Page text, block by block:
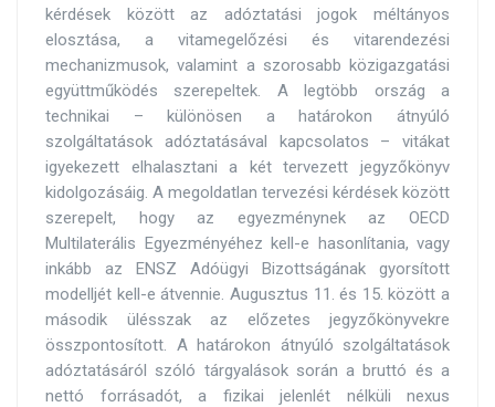
kérdések között az adóztatási jogok méltányos
elosztása, a vitamegelőzési és vitarendezési
mechanizmusok, valamint a szorosabb közigazgatási
együttműködés szerepeltek. A legtöbb ország a
technikai – különösen a határokon átnyúló
szolgáltatások adóztatásával kapcsolatos – vitákat
igyekezett elhalasztani a két tervezett jegyzőkönyv
kidolgozásáig. A megoldatlan tervezési kérdések között
szerepelt, hogy az egyezménynek az OECD
Multilaterális Egyezményéhez kell-e hasonlítania, vagy
inkább az ENSZ Adóügyi Bizottságának gyorsított
modelljét kell-e átvennie. Augusztus 11. és 15. között a
második ülésszak az előzetes jegyzőkönyvekre
összpontosított. A határokon átnyúló szolgáltatások
adóztatásáról szóló tárgyalások során a bruttó és a
nettó forrásadót, a fizikai jelenlét nélküli nexus